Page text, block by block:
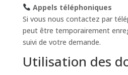
Appels téléphoniques
Si vous nous contactez par
peut être temporairement
suivi de votre demande.
Utilisation des